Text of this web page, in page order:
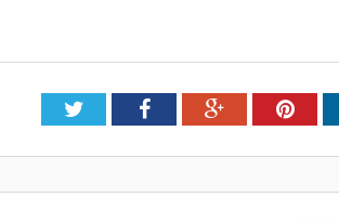
TwitterFacebookGoogle+